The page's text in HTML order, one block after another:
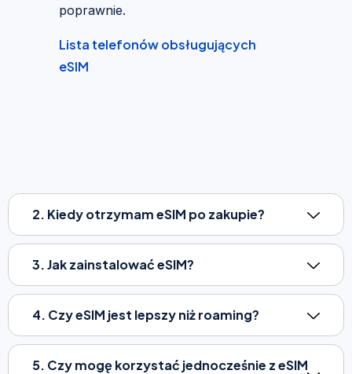
poprawnie.
Lista telefonów obsługujących
eSIM
2. Kiedy otrzymam eSIM po zakupie?
3. Jak zainstalować eSIM?
4. Czy eSIM jest lepszy niż roaming?
5. Czy mogę korzystać jednocześnie z eSIM